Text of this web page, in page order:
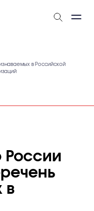
в Российской
России
в